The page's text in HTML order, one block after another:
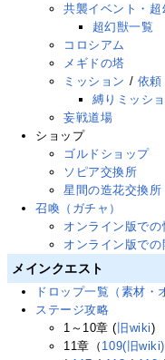
共襲イベント・
超幻獣一覧
コロシアム
メギドの塔
ミッション / 依頼
縛りミッシ
妄戦道場
ショップ
ゴルドショップ
ソピア交換所
星間の造花交換所
召喚（ガチャ）
オンライン版での
オンライン版での
メインクエスト
ドロップ一覧（素材・
ステージ攻略
1～10章 (旧wiki)
11章（ 109(旧wiki)